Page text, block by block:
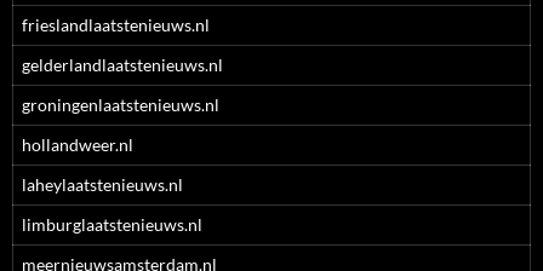
frieslandlaatstenieuws.nl
gelderlandlaatstenieuws.nl
groningenlaatstenieuws.nl
hollandweer.nl
laheylaatstenieuws.nl
limburglaatstenieuws.nl
meernieuwsamsterdam.nl